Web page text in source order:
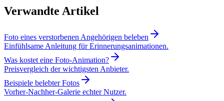
Verwandte Artikel
Foto eines verstorbenen Angehörigen beleben
Einfühlsame Anleitung für Erinnerungsanimationen.
Was kostet eine Foto-Animation?
Preisvergleich der wichtigsten Anbieter.
Beispiele belebter Fotos
Vorher-Nachher-Galerie echter Nutzer.